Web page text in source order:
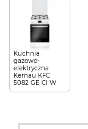
Kuchnia
gazowo-
elektryczna
Kernau KFC
5082 GE CI W